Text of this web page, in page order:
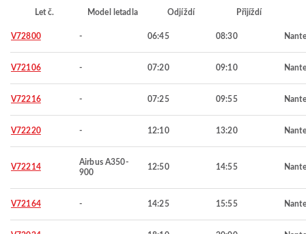
Let č. Model letadla Odjíždí Přijíždí
V72800 - 06:45 08:30
V72106 - 07:20 09:10
V72216 - 07:25 09:55
V72220 - 12:10 13:20
V72214
Airbus A350-
900
12:50 14:55
V72164 - 14:25 15:55